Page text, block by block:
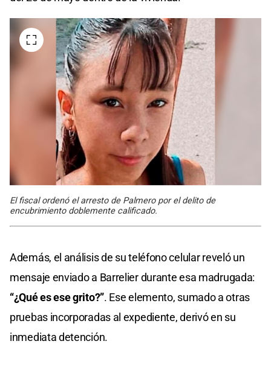
El fiscal ordenó el arresto de Palmero por el delito de
encubrimiento doblemente calificado.
Además, el análisis de su teléfono celular reveló un
mensaje enviado a Barrelier durante esa madrugada:
“¿Qué es ese grito?”. Ese elemento, sumado a otras
pruebas incorporadas al expediente, derivó en su
inmediata detención.